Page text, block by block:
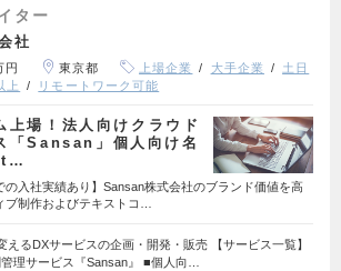
ター
社
円 東京都 上場企業 大手企業
土日
上 リモートワーク可能
場！法人向けクラウド
「Sansan」個人向け名
の入社実績あり】Sansan株式会社のブランド価値を高
ブ制作およびテキストコ…
えるDXサービスの企画・開発・販売 【サービス一覧】
理サービス『Sansan』 ■個人向…